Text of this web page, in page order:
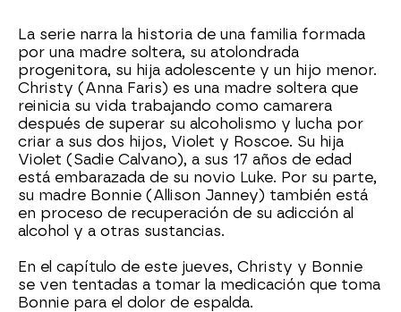
La serie narra la historia de una familia formada
por una madre soltera, su atolondrada
progenitora, su hija adolescente y un hijo menor.
Christy (Anna Faris) es una madre soltera que
reinicia su vida trabajando como camarera
después de superar su alcoholismo y lucha por
criar a sus dos hijos, Violet y Roscoe. Su hija
Violet (Sadie Calvano), a sus 17 años de edad
está embarazada de su novio Luke. Por su parte,
su madre Bonnie (Allison Janney) también está
en proceso de recuperación de su adicción al
alcohol y a otras sustancias.
En el capítulo de este jueves, Christy y Bonnie
se ven tentadas a tomar la medicación que toma
Bonnie para el dolor de espalda.